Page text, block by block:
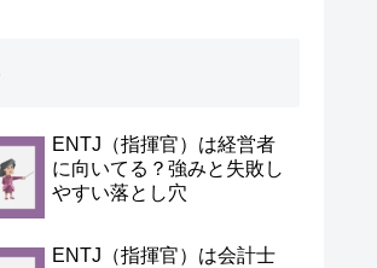
ENTJ（指揮官）は経営者
に向いてる？強みと失敗し
やすい落とし穴
ENTJ（指揮官）は会計士